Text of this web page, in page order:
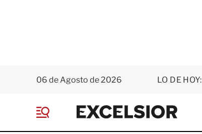
06 de Agosto de 2026 LO DE HOY:
E
x
e